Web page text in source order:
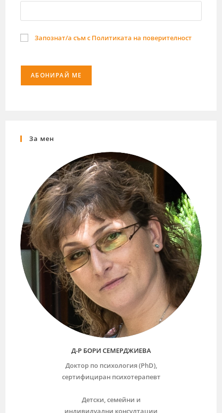
Запознат/а съм с Политиката на поверителност
За мен
Д-Р БОРИ СЕМЕРДЖИЕВА
Доктор по психология (PhD),
сертифициран психотерапевт
Детски, семейни и
индивидуални консултации